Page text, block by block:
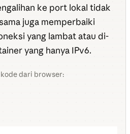
ke port lokal tidak
juga memperbaiki
yang lambat atau di-
yang hanya IPv6.
dari browser: